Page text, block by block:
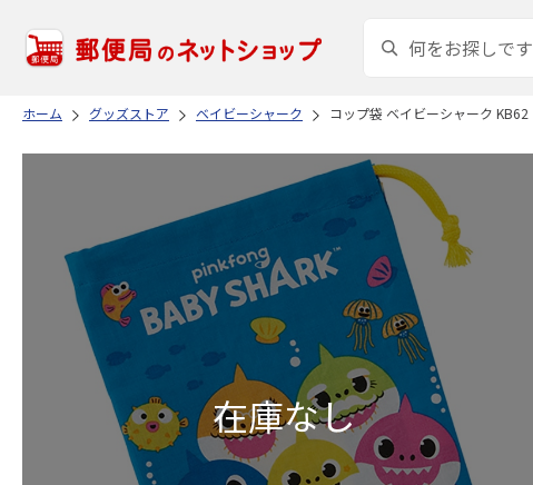
ホーム グッズストア ベイビーシャーク コップ袋 ベイビーシャーク KB62